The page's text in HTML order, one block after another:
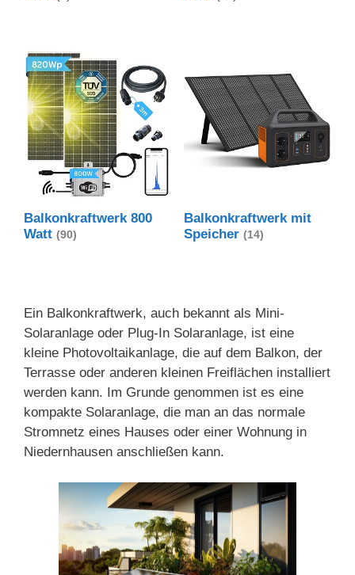
Balkonkraftwerk 800
Watt (90)
Balkonkraftwerk mit
Speicher (14)
Ein Balkonkraftwerk, auch bekannt als Mini-
Solaranlage oder Plug-In Solaranlage, ist eine
kleine Photovoltaikanlage, die auf dem Balkon, der
Terrasse oder anderen kleinen Freiflächen installiert
werden kann. Im Grunde genommen ist es eine
kompakte Solaranlage, die man an das normale
Stromnetz eines Hauses oder einer Wohnung in
Niedernhausen anschließen kann.